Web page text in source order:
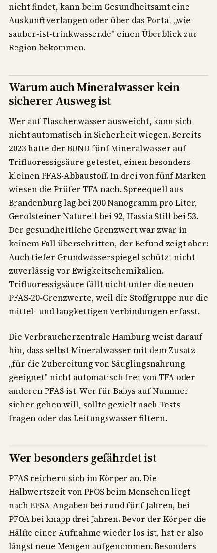
nicht findet, kann beim Gesundheitsamt eine
Auskunft verlangen oder über das Portal „wie-
sauber-ist-trinkwasser.de" einen Überblick zur
Region bekommen.
Warum auch Mineralwasser kein
sicherer Ausweg ist
Wer auf Flaschenwasser ausweicht, kann sich
nicht automatisch in Sicherheit wiegen. Bereits
2023 hatte der BUND fünf Mineralwasser auf
Trifluoressigsäure getestet, einen besonders
kleinen PFAS-Abbaustoff. In drei von fünf Marken
wiesen die Prüfer TFA nach. Spreequell aus
Brandenburg lag bei 200 Nanogramm pro Liter,
Gerolsteiner Naturell bei 92, Hassia Still bei 53.
Der gesundheitliche Grenzwert war zwar in
keinem Fall überschritten, der Befund zeigt aber:
Auch tiefer Grundwasserspiegel schützt nicht
zuverlässig vor Ewigkeitschemikalien.
Trifluoressigsäure fällt nicht unter die neuen
PFAS-20-Grenzwerte, weil die Stoffgruppe nur die
mittel- und langkettigen Verbindungen erfasst.
Die Verbraucherzentrale Hamburg weist darauf
hin, dass selbst Mineralwasser mit dem Zusatz
„für die Zubereitung von Säuglingsnahrung
geeignet" nicht automatisch frei von TFA oder
anderen PFAS ist. Wer für Babys auf Nummer
sicher gehen will, sollte gezielt nach Tests
fragen oder das Leitungswasser filtern.
Wer besonders gefährdet ist
PFAS reichern sich im Körper an. Die
Halbwertszeit von PFOS beim Menschen liegt
nach EFSA-Angaben bei rund fünf Jahren, bei
PFOA bei knapp drei Jahren. Bevor der Körper die
Hälfte einer Aufnahme wieder los ist, hat er also
längst neue Mengen aufgenommen. Besonders